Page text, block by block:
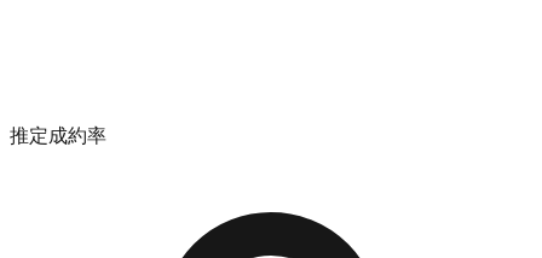
推定成約率